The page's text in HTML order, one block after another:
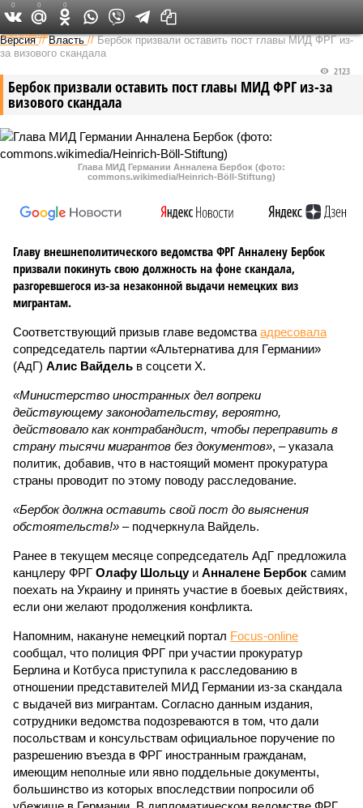
Федеральный выпуск
Версия //Власть //Бербок призвали оставить пост главы МИД ФРГ из-
за визового скандала
Бербок призвали оставить пост главы МИД ФРГ из-за
визового скандала
2123
Глава МИД Германии Анналена Бербок (фото:
commons.wikimedia/Heinrich-Böll-Stiftung)
Главу внешнеполитического ведомства ФРГ Анналену Бербок
призвали покинуть свою должность на фоне скандала,
разгоревшегося из-за незаконной выдачи немецких виз
мигрантам.
Соответствующий призыв главе ведомства адресовала
сопредседатель партии «Альтернатива для Германии»
(АдГ) Алис Вайдель в соцсети Х.
«Министерство иностранных дел вопреки
действующему законодательству, вероятно,
действовало как контрабандист, чтобы переправить в
страну тысячи мигрантов без документов», – указала
политик, добавив, что в настоящий момент прокуратура
страны проводит по этому поводу расследование.
«Бербок должна оставить свой пост до выяснения
обстоятельств!» – подчеркнула Вайдель.
Ранее в текущем месяце сопредседатель АдГ предложила
канцлеру ФРГ Олафу Шольцуи Анналене Бербок самим
поехать на Украину и принять участие в боевых действиях,
если они желают продолжения конфликта.
Напомним, накануне немецкий портал Focus-online
сообщал, что полиция ФРГ при участии прокуратур
Берлина и Котбуса приступила к расследованию в
отношении представителей МИД Германии из-за скандала
с выдачей виз мигрантам. Согласно данным издания,
сотрудники ведомства подозреваются в том, что дали
посольствам и консульствам официальное поручение по
разрешению въезда в ФРГ иностранным гражданам,
имеющим неполные или явно поддельные документы,
большинство из которых впоследствии попросили об
0 0 0